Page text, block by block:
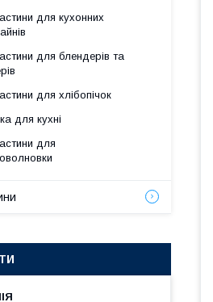
для кухонних
для блендерів та
для хлібопічок
для кухні
для